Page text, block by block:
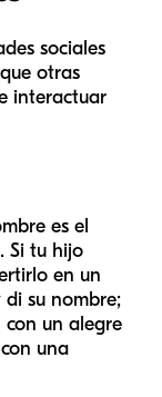
sociales
otras
interactuar
es el
Si tu hijo
en un
di su nombre;
con un alegre
una